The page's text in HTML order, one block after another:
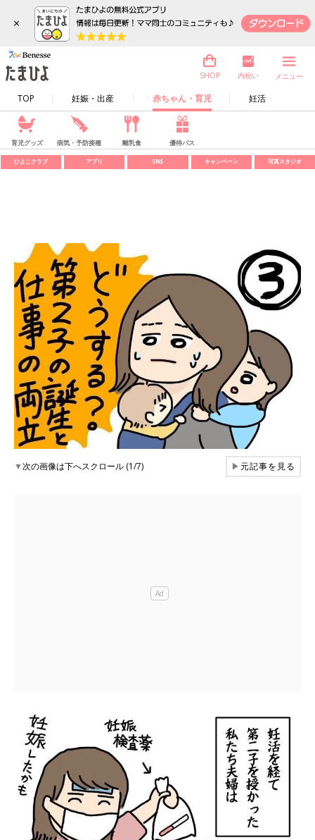
×
TOP 妊娠・出産 赤ちゃん・育児 妊活
SHOP 内祝い メニュー
育児グッズ 病気・予防接種 離乳食 優待パス
ひよこクラブ アプリ SNS キャンペーン 写真スタジオ
▼次の画像は下へスクロール (1/7) ▶元記事を見る